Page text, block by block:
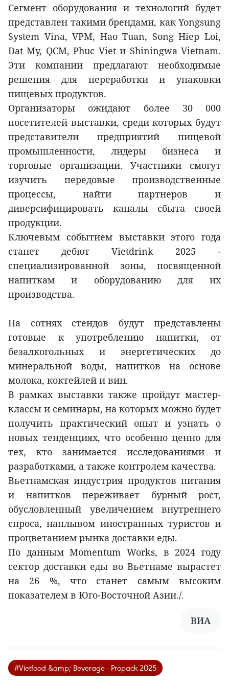
Сегмент оборудования и технологий будет
представлен такими брендами, как Yongsung
System Vina, VPM, Hao Tuan, Song Hiep Loi,
Dat My, QCM, Phuc Viet и Shiningwa Vietnam.
Эти компании предлагают необходимые
решения для переработки и упаковки
пищевых продуктов.
Организаторы ожидают более 30 000
посетителей выставки, среди которых будут
представители предприятий пищевой
промышленности, лидеры бизнеса и
торговые организации. Участники смогут
изучить передовые производственные
процессы, найти партнеров и
диверсифицировать каналы сбыта своей
продукции.
Ключевым событием выставки этого года
станет дебют Vietdrink 2025 -
специализированной зоны, посвященной
напиткам и оборудованию для их
производства.
На сотнях стендов будут представлены
готовые к употреблению напитки, от
безалкогольных и энергетических до
минеральной воды, напитков на основе
молока, коктейлей и вин.
В рамках выставки также пройдут мастер-
классы и семинары, на которых можно будет
получить практический опыт и узнать о
новых тенденциях, что особенно ценно для
тех, кто занимается исследованиями и
разработками, а также контролем качества.
Вьетнамская индустрия продуктов питания
и напитков переживает бурный рост,
обусловленный увеличением внутреннего
спроса, наплывом иностранных туристов и
процветанием рынка доставки еды.
По данным Momentum Works, в 2024 году
сектор доставки еды во Вьетнаме вырастет
на 26 %, что станет самым высоким
показателем в Юго-Восточной Азии./.
ВИА
#Vietfood &amp; Beverage - Propack 2025